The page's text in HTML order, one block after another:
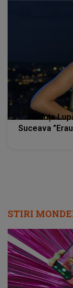
Vlăduța
Suceava
STIRI